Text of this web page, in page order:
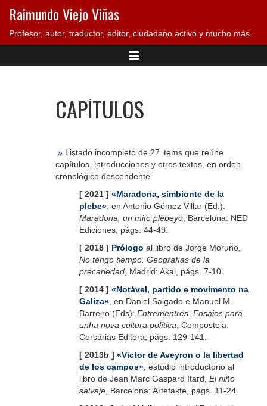
Raimundo Viejo Viñas
Profesor, autor, traductor, editor, ciudadano activo y mucho más.
CAPÍTULOS
»Listado incompleto de 27 items que reúne
capítulos, introducciones y otros textos, en orden
cronológico descendente.
[ 2021 ] «Maradona, simbionte de la
plebe», en Antonio Gómez Villar (Ed.):
Maradona, un mito plebeyo, Barcelona: NED
Ediciones, págs. 44-49.
[ 2018 ] Prólogo al libro de Jorge Moruno,
No tengo tiempo. Geografías de la
precariedad, Madrid: Akal, págs. 7-10.
[ 2014 ] «Notável, partido e movimento na
Galiza», en Daniel Salgado e Manuel M.
Barreiro (Eds): Entrementres. Ensaios para
unha nova cultura política , Compostela:
Corsárias Editora; págs. 129-141.
[ 2013b ] «Victor de Aveyron o la libertad
de los campos», estudio introductorio al
libro de Jean Marc Gaspard Itard, El niño
salvaje, Barcelona: Artefakte, págs. 11-24.